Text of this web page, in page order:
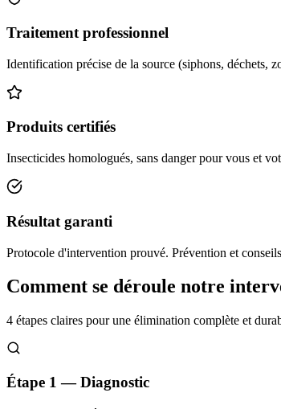
Traitement professionnel
Identification précise de la source (siphons, déchets,
Produits certifiés
Insecticides homologués, sans danger pour vous et
Résultat garanti
Protocole d'intervention prouvé. Prévention et
Comment se déroule notre
4 étapes claires pour une élimination complète et
Étape 1 — Diagnostic